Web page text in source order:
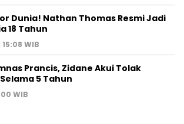
Dunia! Nathan Thomas Resmi Jadi
18 Tahun
WIB
Prancis, Zidane Akui Tolak
5 Tahun
WIB